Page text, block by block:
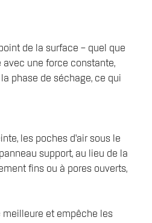
de la surface – quel que
avec une force constante,
phase de séchage, ce qui
les poches d’air sous le
support, au lieu de la
fins ou à pores ouverts,
meilleure et empêche les